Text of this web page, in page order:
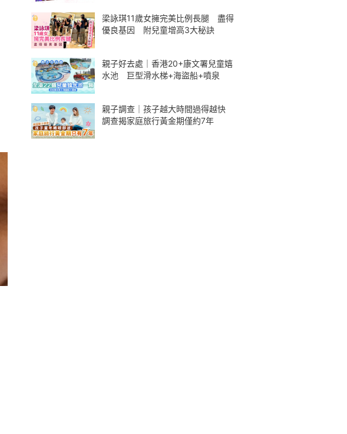
梁詠琪11歲女擁完美比例長腿 盡得
優良基因 附兒童增高3大秘訣
親子好去處｜香港20+康文署兒童嬉
水池 巨型滑水梯+海盜船+噴泉
親子調查｜孩子越大時間過得越快
調查揭家庭旅行黃金期僅約7年